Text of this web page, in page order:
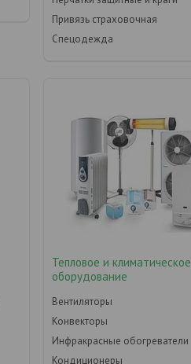
Привязь страховочная
Спецодежда
Тепловое и климатическое
оборудование
Вентиляторы
Конвекторы
Инфракрасные обогреватели
Кондиционеры